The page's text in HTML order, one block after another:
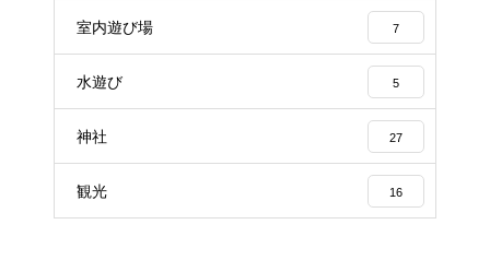
室内遊び場 7
水遊び 5
神社 27
観光 16